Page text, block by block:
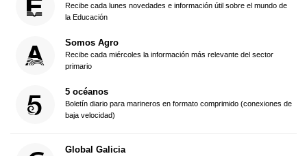
Recibe cada lunes novedades e información útil sobre el mundo de
la Educación
Somos Agro
Recibe cada miércoles la información más relevante del sector
primario
5 océanos
Boletín diario para marineros en formato comprimido (conexiones de
baja velocidad)
Global Galicia